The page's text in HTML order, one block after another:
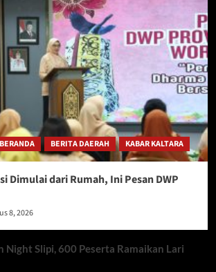
BERANDA BERITA DAERAH KABAR KALTARA
Dimulai dari Rumah, Ini Pesan DWP
8, 2026
Slipi, 600 Peserta Ramaikan Lari